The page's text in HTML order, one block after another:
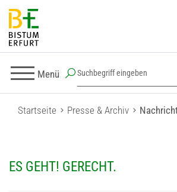
Menü
Startseite Presse & Archiv
ES GEHT! GERECHT.